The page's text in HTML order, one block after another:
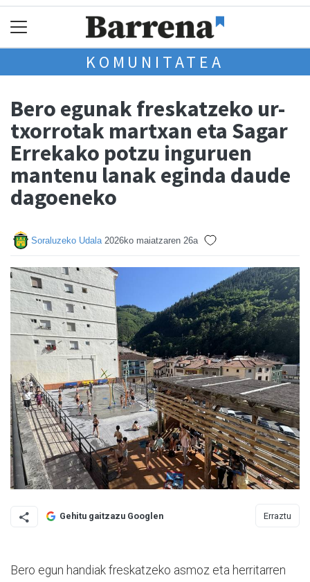
KOMUNITATEA
Bero egunak freskatzeko ur-
txorrotak martxan eta Sagar
Errekako potzu inguruen
mantenu lanak eginda daude
dagoeneko
Soraluzeko Udala 2026ko maiatzaren 26a
Gehitu gaitzazu Googlen Erraztu
Bero egun handiak freskatzeko asmoz eta herritarren